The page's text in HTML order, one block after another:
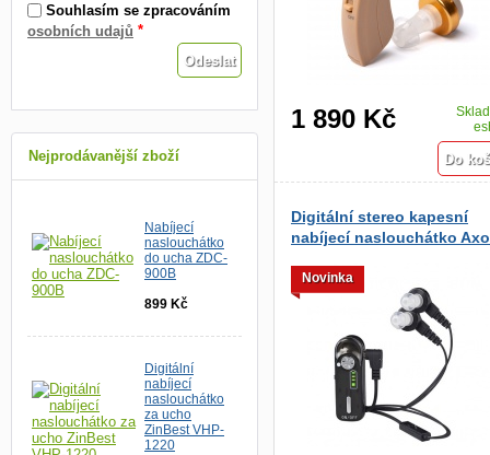
1 890 Kč
Digitální stereo kapesní
nabíjecí naslouchátko
Novinka
Souhlasím se zpracováním
osobních udajů *
Nejprodávanější zboží
Nabíjecí
naslouchátko
do ucha ZDC-
900B
899 Kč
Digitální
nabíjecí
naslouchátko
za ucho
ZinBest VHP-
1220